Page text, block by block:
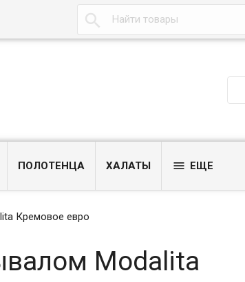

ПОЛОТЕНЦА ХАЛАТЫ  ЕЩЕ
Кремовое евро
Modalita